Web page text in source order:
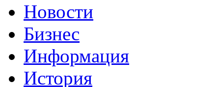
Новости
Бизнес
Информация
История